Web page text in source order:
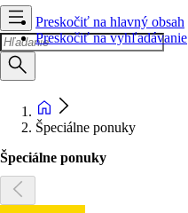
Preskočiť na hlavný obsah
Preskočiť na vyhľadávanie
Špeciálne ponuky
Špeciálne ponuky